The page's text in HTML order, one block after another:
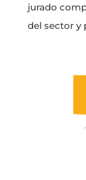
jurado
del sector y